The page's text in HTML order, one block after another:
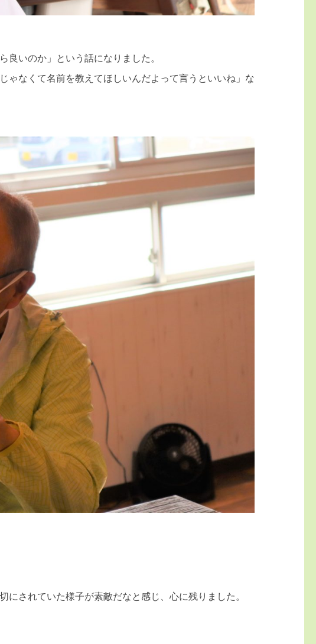
いのか」という話になりました。
ゃなくて名前を教えてほしいんだよって言うといいね」な
されていた様子が素敵だなと感じ、心に残りました。